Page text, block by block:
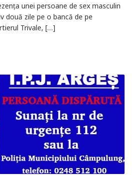
unei persoane de sex masculin
două zile pe o bancă de pe
Trivale, […]